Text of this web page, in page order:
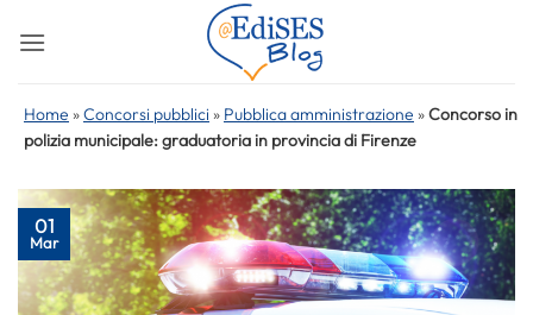
Home »Concorsi pubblici » Pubblica amministrazione »Concorso in
polizia municipale: graduatoria in provincia di Firenze
01
Mar